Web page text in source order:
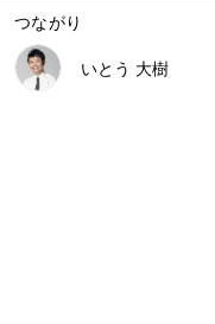
役職
活動拠点 東京都
つながり
いとう 大樹